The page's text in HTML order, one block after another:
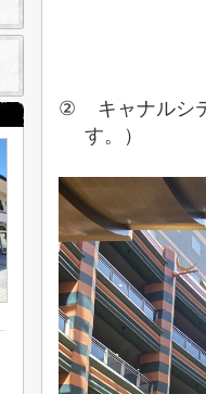
②
キャナルシ
す。）